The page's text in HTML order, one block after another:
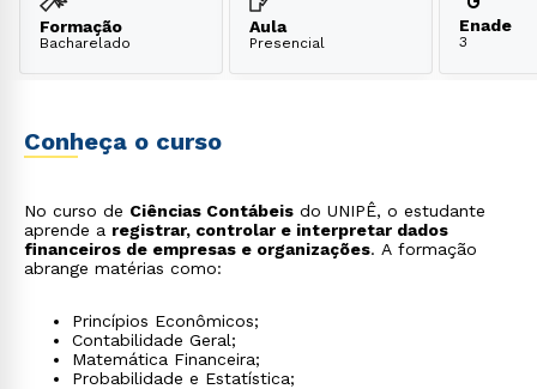
Formação
Bacharelado
Aula
Presencial
Enade
3
Conheça o curso
No curso de Ciências Contábeis do UNIPÊ, o estudante
aprende a registrar, controlar e interpretar dados
financeiros de empresas e organizações. A formação
abrange matérias como:
Princípios Econômicos;
Contabilidade Geral;
Matemática Financeira;
Probabilidade e Estatística;